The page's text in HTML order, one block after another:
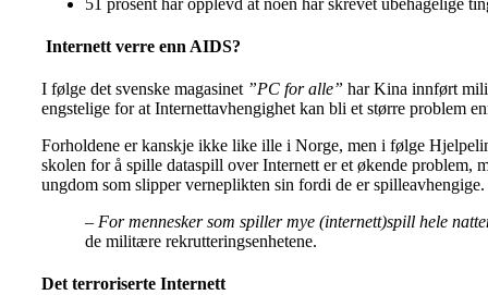
Internett verre enn AIDS?
I følge det svenske magasinet ”PC for alle” har Kina innført
engstelige for at Internettavhengighet kan bli et større problem
Forholdene er kanskje ikke like ille i Norge, men i følge
skolen for å spille dataspill over Internett er et økende
ungdom som slipper verneplikten sin fordi de er spilleavhengige.
– For mennesker som spiller mye (internett)spill hele
de militære rekrutteringsenhetene.
Det terroriserte Internett